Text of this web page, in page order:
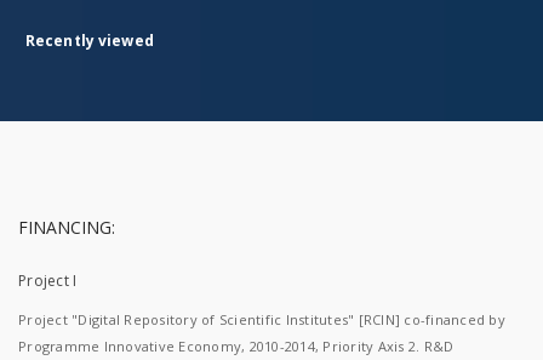
Recently viewed
FINANCING:
Project I
Project "Digital Repository of Scientific Institutes" [RCIN] co-financed by
Programme Innovative Economy, 2010-2014, Priority Axis 2. R&D